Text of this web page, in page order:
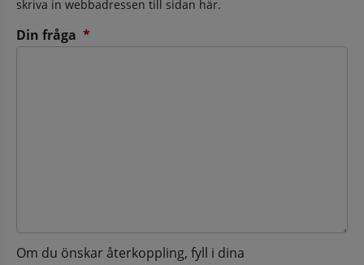
skriva in webbadressen till sidan här.
Din fråga *
Om du önskar återkoppling, fyll i dina